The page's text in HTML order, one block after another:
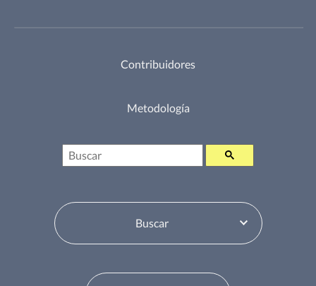
Contribuidores
Metodología
Buscar
Selector de tabla de contenidos